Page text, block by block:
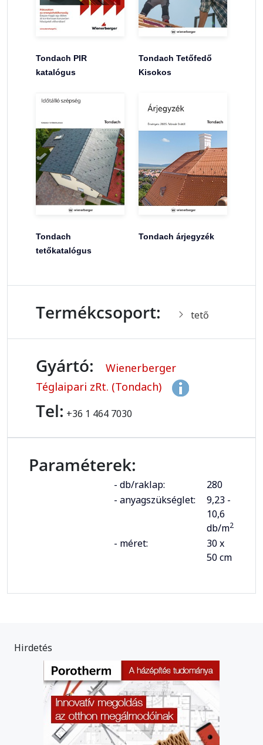
Tondach PIR
katalógus
Tondach Tetőfedő
Kisokos
Tondach
tetőkatalógus
Tondach árjegyzék
Termékcsoport: tető
Gyártó:
Wienerberger
Téglaipari zRt. (Tondach)
Tel: +36 1 464 7030
Paraméterek:
- db/raklap:
280
- anyagszükséglet:
9,23 -
10,6
db/m2
- méret:
30 x
50 cm
Hirdetés